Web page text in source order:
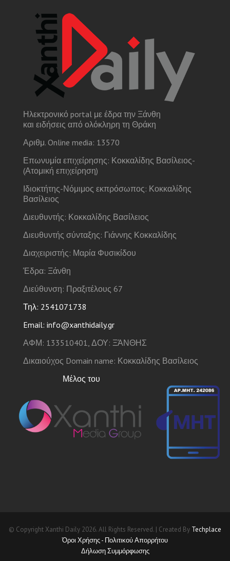
Ηλεκτρονικό portal με έδρα την Ξάνθη
και ειδήσεις από ολόκληρη τη Θράκη
Αριθμ. Online media: 13570
Επωνυμία επιχείρησης: Κοκκαλίδης Βασίλειος-
(Ατομική επιχείρηση)
Ιδιοκτήτης-Νόμιμος εκπρόσωπος: Κοκκαλίδης
Βασίλειος
Διευθυντής: Κοκκαλίδης Βασίλειος
Διευθυντής σύνταξης: Γιάννης Κοκκαλίδης
Διαχειριστής: Μαρία Φυσικίδου
Έδρα: Ξάνθη
Διεύθυνση: Πραξιτέλους 67
Τηλ: 2541071738
Email: info@xanthidaily.gr
ΑΦΜ: 133510401, ΔΟΥ: ΞΆΝΘΗΣ
Δικαιούχος Domain name: Κοκκαλίδης Βασίλειος
Μέλος του
© Copyright Xanthi Daily 2026. All Rights Reserved. | Created By Techplace
Όροι Χρήσης - Πολιτικού Απορρήτου
Δήλωση Συμμόρφωσης